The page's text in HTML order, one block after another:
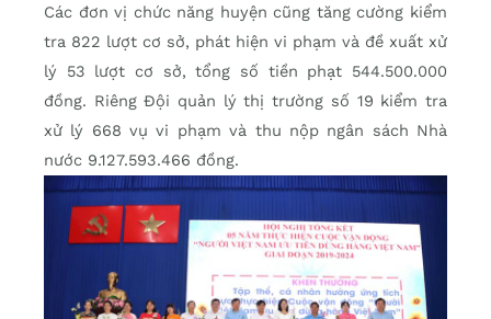
Các đơn vị chức năng huyện cũng tăng cường kiểm
tra 822 lượt cơ sở, phát hiện vi phạm và đề xuất xử
lý 53 lượt cơ sở, tổng số tiền phạt 544.500.000
đồng. Riêng Đội quản lý thị trường số 19 kiểm tra
xử lý 668 vụ vi phạm và thu nộp ngân sách Nhà
nước 9.127.593.466 đồng.